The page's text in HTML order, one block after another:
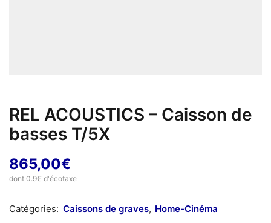
REL ACOUSTICS – Caisson de
basses T/5X
865,00€
dont 0.9€ d'écotaxe
Catégories: Caissons de graves, Home-Cinéma